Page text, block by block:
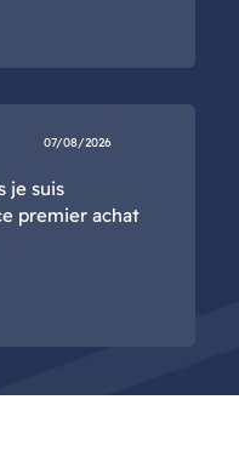
07/08/2026
je suis
premier achat